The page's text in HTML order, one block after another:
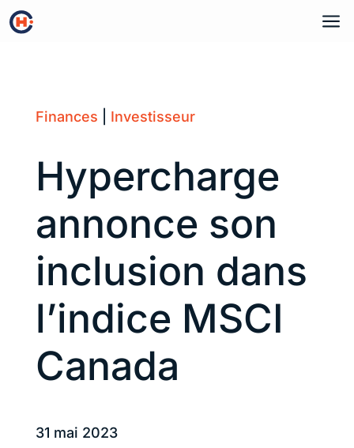
a
Finances Investisseur
Hypercharge
annonce son
inclusion dans
l’indice MSCI
Canada
31 mai 2023